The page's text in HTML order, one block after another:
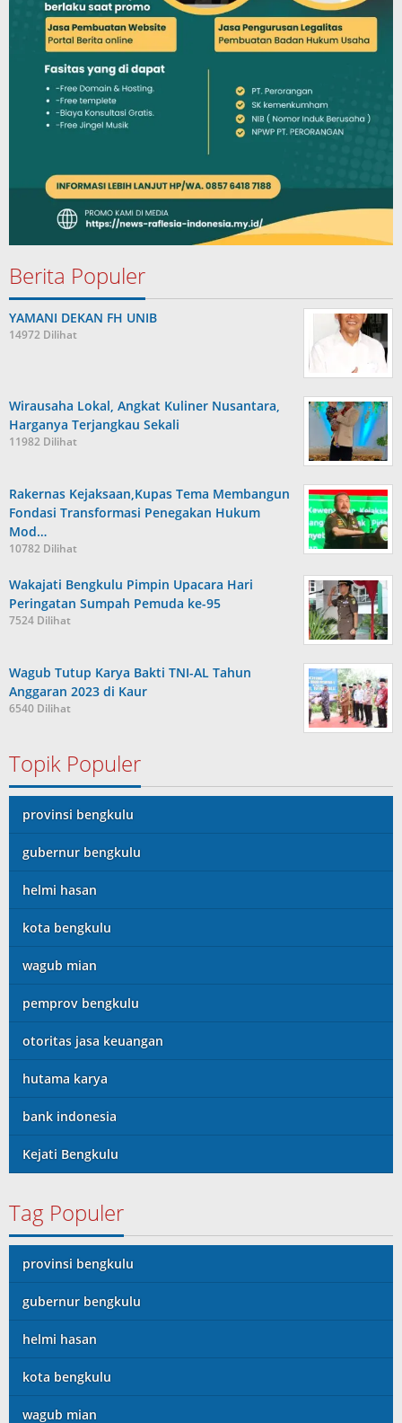
Berita Populer
YAMANI DEKAN FH UNIB
14972 Dilihat
Wirausaha Lokal, Angkat Kuliner Nusantara,
Harganya Terjangkau Sekali
11982 Dilihat
Rakernas Kejaksaan,Kupas Tema Membangun
Fondasi Transformasi Penegakan Hukum
Mod…
10782 Dilihat
Wakajati Bengkulu Pimpin Upacara Hari
Peringatan Sumpah Pemuda ke-95
7524 Dilihat
Wagub Tutup Karya Bakti TNI-AL Tahun
Anggaran 2023 di Kaur
6540 Dilihat
Topik Populer
provinsi bengkulu
gubernur bengkulu
helmi hasan
kota bengkulu
wagub mian
pemprov bengkulu
otoritas jasa keuangan
hutama karya
bank indonesia
Kejati Bengkulu
Tag Populer
provinsi bengkulu
gubernur bengkulu
helmi hasan
kota bengkulu
wagub mian